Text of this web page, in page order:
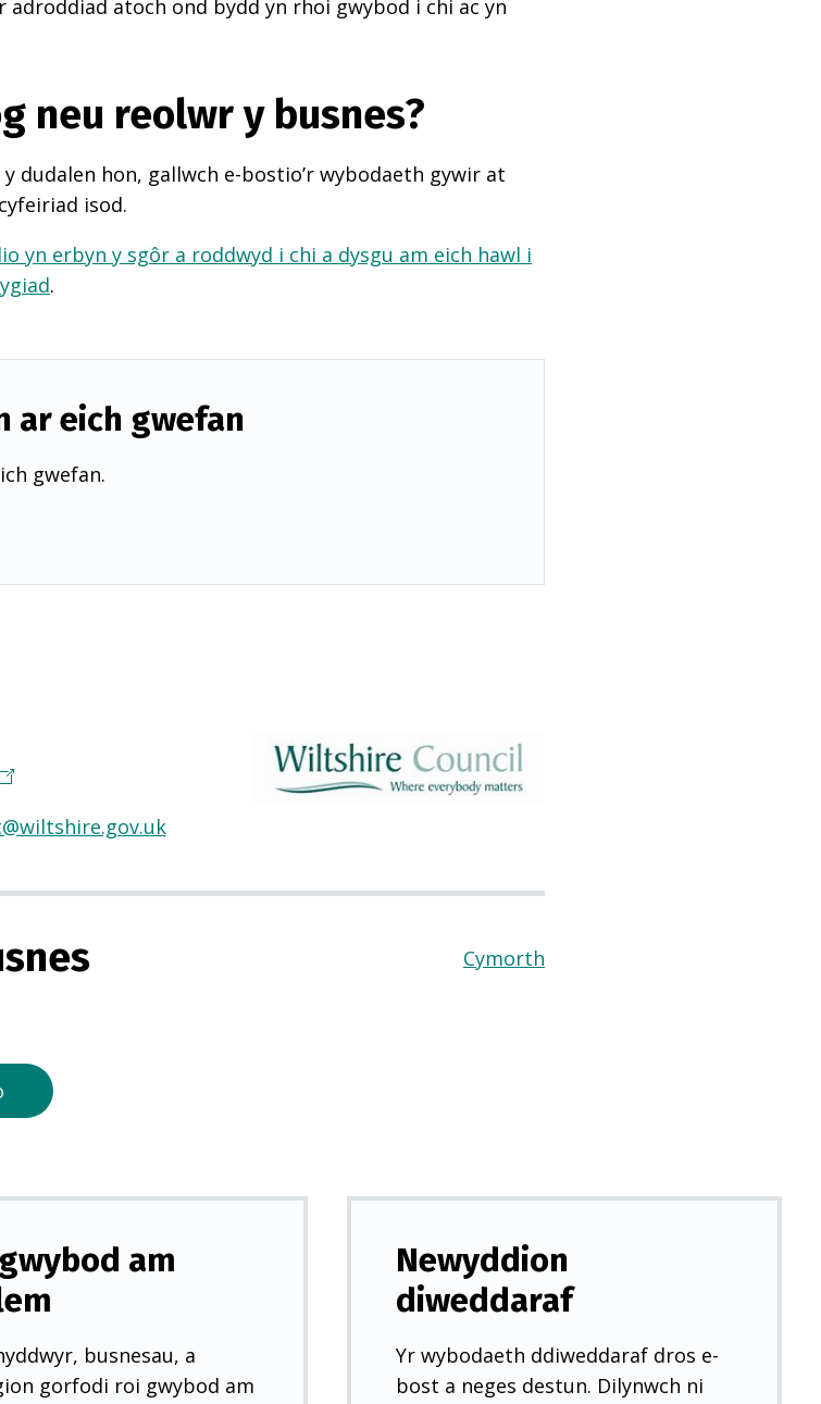
adroddiad atoch ond bydd yn rhoi gwybod i chi ac yn
neu reolwr y busnes?
dudalen hon, gallwch e-bostio’r wybodaeth gywir at
isod.
yn erbyn y sgôr a roddwyd i chi a dysgu am eich hawl i
.
ar eich gwefan
gwefan.
w
Cymorth
am
busnesau, a
gorfodi roi gwybod am
Newyddion
diweddaraf
Yr wybodaeth ddiweddaraf dros e-
bost a neges destun. Dilynwch ni